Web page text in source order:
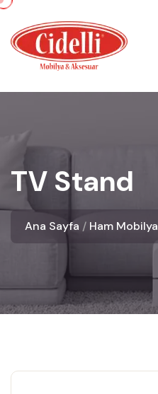
TV Stand
Ana Sayfa Ham Mobilya